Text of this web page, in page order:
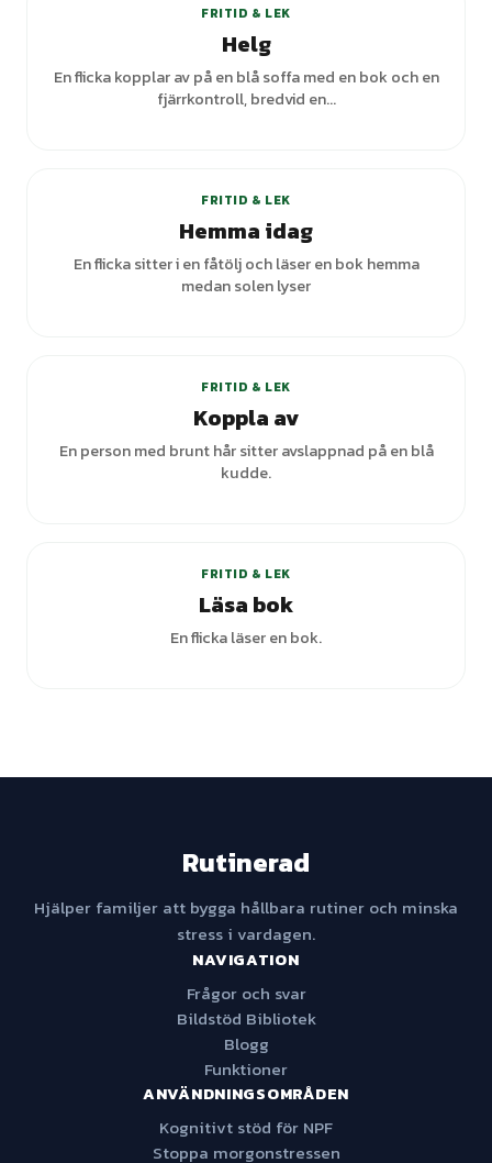
FRITID & LEK
Helg
En flicka kopplar av på en blå soffa med en bok och en
fjärrkontroll, bredvid en...
FRITID & LEK
Hemma idag
En flicka sitter i en fåtölj och läser en bok hemma
medan solen lyser
FRITID & LEK
Koppla av
En person med brunt hår sitter avslappnad på en blå
kudde.
FRITID & LEK
Läsa bok
En flicka läser en bok.
Rutinerad
Hjälper familjer att bygga hållbara rutiner och minska
stress i vardagen.
NAVIGATION
Frågor och svar
Bildstöd Bibliotek
Blogg
Funktioner
ANVÄNDNINGSOMRÅDEN
Kognitivt stöd för NPF
Stoppa morgonstressen